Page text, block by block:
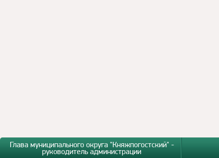
Глава муниципального округа "Княжпогостский" -
руководитель администрации